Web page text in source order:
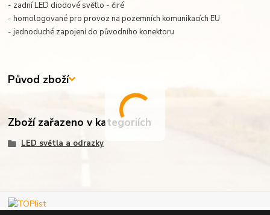
- zadní LED diodové světlo - čiré
- homologované pro provoz na pozemních komunikacích EU
- jednoduché zapojení do původního konektoru
Původ zboží
Zboží zařazeno v kategoriích
LED světla a odrazky